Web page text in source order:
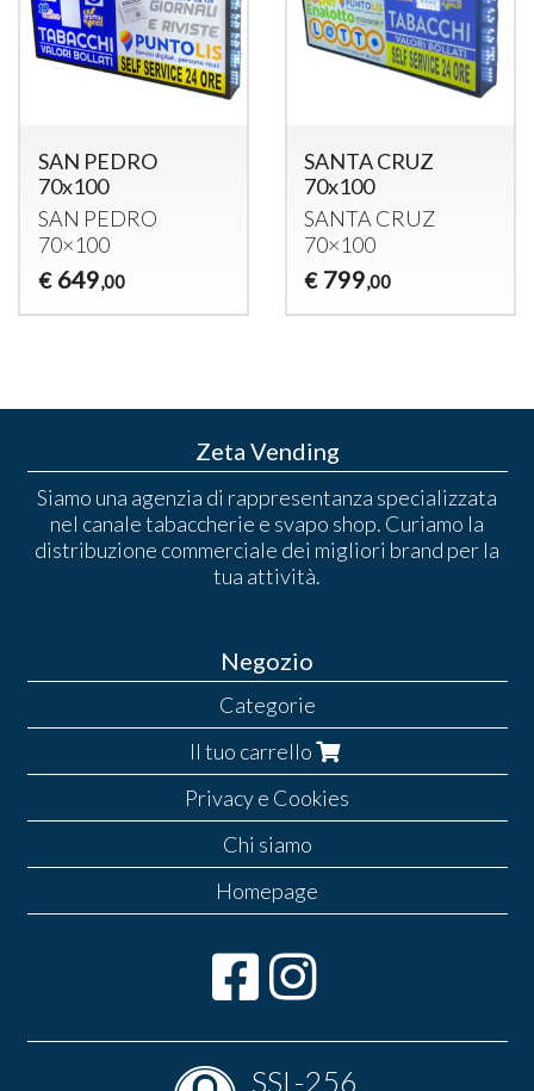
SAN PEDRO
70x100
SAN PEDRO
70×100
€ 649,00
SANTA CRUZ
70x100
SANTA CRUZ
70×100
€ 799,00
Zeta Vending
Siamo una agenzia di rappresentanza specializzata
nel canale tabaccherie e svapo shop. Curiamo la
distribuzione commerciale dei migliori brand per la
tua attività.
Negozio
Categorie
Il tuo carrello
Privacy e Cookies
Chi siamo
Homepage
SSL-256